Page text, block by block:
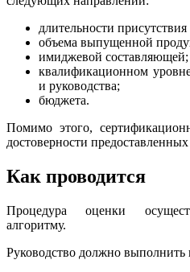
длительности
объема выпущенной
имиджевой составляющей;
квалификационном
и руководства;
бюджета.
Помимо этого,
достоверности
Как проводится
Процедура оценки
алгоритму.
Руководство должно выполнить